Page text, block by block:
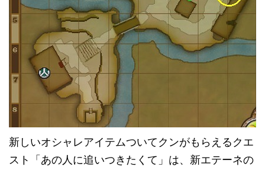
新しいオシャレアイテムついてクンがもらえるクエ
スト「あの人に追いつきたくて」は、新エテーネの